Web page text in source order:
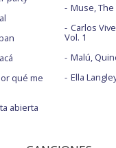
qué me
abierta
Muse,
Carlos
Vol. 1
Malú,
Ella